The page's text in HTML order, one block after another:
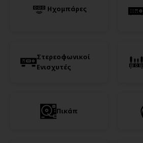
Ηχομπάρες
Στερεοφωνικοί
Ενισχυτές
Πικάπ